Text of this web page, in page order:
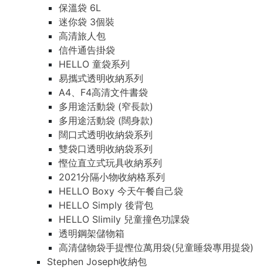
保溫袋 6L
迷你袋 3個裝
高清旅人包
信件通告掛袋
HELLO 童袋系列
易攜式透明收納系列
A4、F4高清文件書袋
多用途活動袋 (窄長款)
多用途活動袋 (闊身款)
闊口式透明收納袋系列
雙袋口透明收納袋系列
慳位直立式玩具收納系列
2021分隔小物收納格系列
HELLO Boxy 今天午餐自己袋
HELLO Simply 後背包
HELLO Slimily 兒童撞色功課袋
透明鋼架儲物箱
高清儲物袋手提慳位萬用袋(兒童睡袋專用提袋)
Stephen Joseph收納包